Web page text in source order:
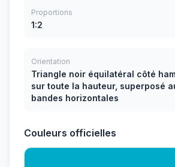
Proportions
1:2
Orientation
Triangle noir équilatéral côté
sur toute la hauteur, superposé
bandes horizontales
Couleurs officielles